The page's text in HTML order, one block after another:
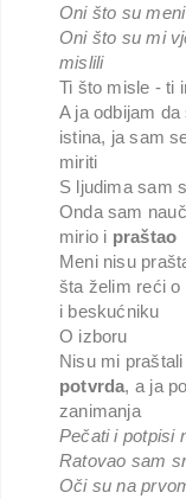
Oni što su
Oni što su mi
mislili
Ti što misle - ti
A ja odbijam
istina, ja sam
miriti
S ljudima sam
Onda sam
mirio i praštao
Meni nisu
šta želim reći o
i beskućniku
O izboru
Nisu mi
potvrda, a ja
zanimanja
Pečati i potpisi
Ratovao sam
Oči su na